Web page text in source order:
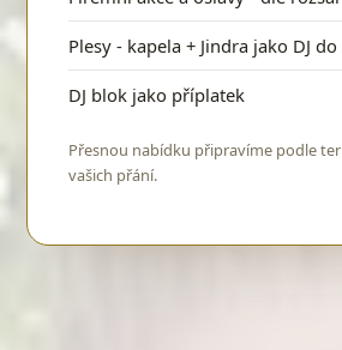
Plesy - kapela + Jindra jako DJ
DJ blok jako příplatek
Přesnou nabídku připravíme podle
vašich přání.